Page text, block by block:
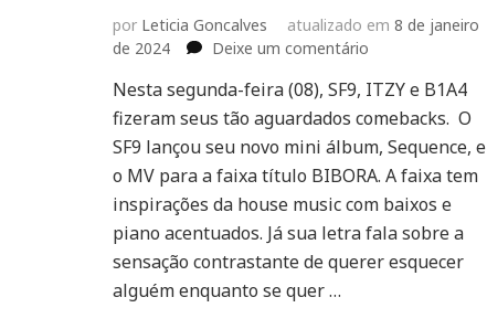
por Leticia Goncalves atualizado em 8 de janeiro
de 2024
Deixe um comentário
ITZY
e
B1A4
começam
a
semana
com
novidades
Nesta segunda-feira (08), SF9, ITZY e B1A4
fizeram seus tão aguardados comebacks. O
SF9 lançou seu novo mini álbum, Sequence, e
o MV para a faixa título BIBORA. A faixa tem
inspirações da house music com baixos e
piano acentuados. Já sua letra fala sobre a
sensação contrastante de querer esquecer
alguém enquanto se quer …